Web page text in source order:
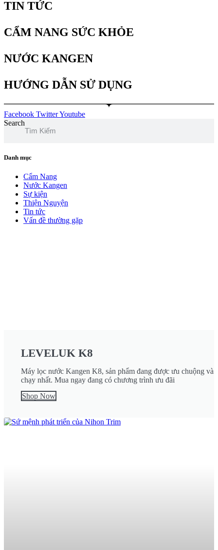
TIN TỨC
CẨM NANG SỨC KHỎE
NƯỚC KANGEN
HƯỚNG DẪN SỬ DỤNG
Facebook TwitterYoutube
Search
Danh mục
Cẩm Nang
Nước Kangen
Sự kiện
Thiện Nguyện
Tin tức
Vấn đề thường gặp
LEVELUK K8
Máy lọc nước Kangen K8, sản phẩm đang được ưu chuộng và
chạy nhất. Mua ngay đang có chương trình ưu đãi
Shop Now